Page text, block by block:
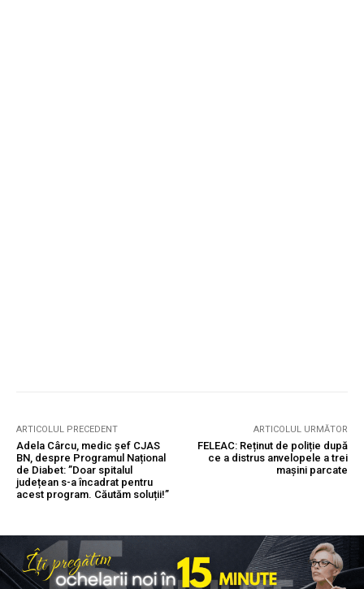
ARTICOLUL PRECEDENT
Adela Cârcu, medic șef CJAS
BN, despre Programul Național
de Diabet: ”Doar spitalul
județean s-a încadrat pentru
acest program. Căutăm soluții!”
ARTICOLUL URMĂTOR
FELEAC: Reținut de poliție după
ce a distrus anvelopele a trei
mașini parcate